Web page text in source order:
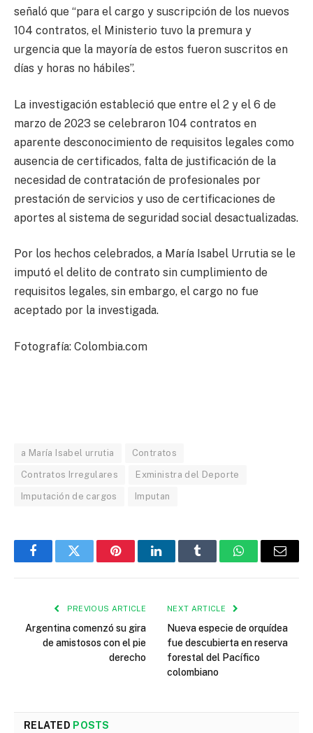
señaló que “para el cargo y suscripción de los nuevos
104 contratos, el Ministerio tuvo la premura y
urgencia que la mayoría de estos fueron suscritos en
días y horas no hábiles”.
La investigación estableció que entre el 2 y el 6 de
marzo de 2023 se celebraron 104 contratos en
aparente desconocimiento de requisitos legales como
ausencia de certificados, falta de justificación de la
necesidad de contratación de profesionales por
prestación de servicios y uso de certificaciones de
aportes al sistema de seguridad social desactualizadas.
Por los hechos celebrados, a María Isabel Urrutia se le
imputó el delito de contrato sin cumplimiento de
requisitos legales, sin embargo, el cargo no fue
aceptado por la investigada.
Fotografía: Colombia.com
a María Isabel urrutia Contratos
Contratos Irregulares Exministra del Deporte
Imputación de cargos Imputan
FacebookTwitter PinterestLinkedInTumblr WhatsAppEmail
PREVIOUS ARTICLE
Argentina comenzó su gira
de amistosos con el pie
derecho
NEXT ARTICLE
Nueva especie de orquídea
fue descubierta en reserva
forestal del Pacífico
colombiano
RELATED POSTS